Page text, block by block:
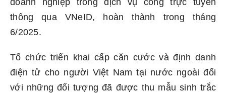
doanh nghiệp trong dịch vụ công trực tuyến
thông qua VNeID, hoàn thành trong tháng
6/2025.
Tổ chức triển khai cấp căn cước và định danh
điện tử cho người Việt Nam tại nước ngoài đối
với những đối tượng đã được thu mẫu sinh trắc